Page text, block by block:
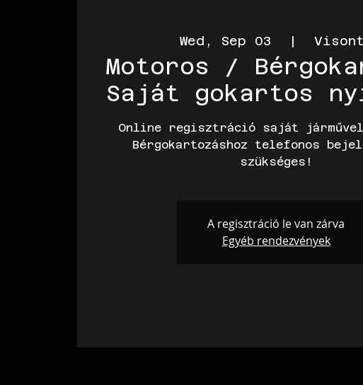
Wed, Sep 03
  |
Motoros /
Saját gokartos
Online regisztráció saját
Bérgokartozáshoz telefonos
szükséges!
A regisztráció le van zárva
Egyéb rendezvények